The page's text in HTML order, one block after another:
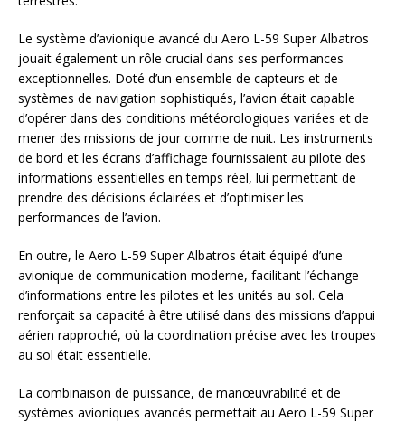
Le système d’avionique avancé du Aero L-59 Super Albatros
jouait également un rôle crucial dans ses performances
exceptionnelles. Doté d’un ensemble de capteurs et de
systèmes de navigation sophistiqués, l’avion était capable
d’opérer dans des conditions météorologiques variées et de
mener des missions de jour comme de nuit. Les instruments
de bord et les écrans d’affichage fournissaient au pilote des
informations essentielles en temps réel, lui permettant de
prendre des décisions éclairées et d’optimiser les
performances de l’avion.
En outre, le Aero L-59 Super Albatros était équipé d’une
avionique de communication moderne, facilitant l’échange
d’informations entre les pilotes et les unités au sol. Cela
renforçait sa capacité à être utilisé dans des missions d’appui
aérien rapproché, où la coordination précise avec les troupes
au sol était essentielle.
La combinaison de puissance, de manœuvrabilité et de
systèmes avioniques avancés permettait au Aero L-59 Super